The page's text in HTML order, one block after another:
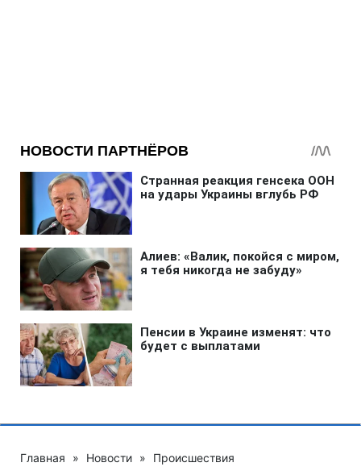
Главная » Новости » Происшествия